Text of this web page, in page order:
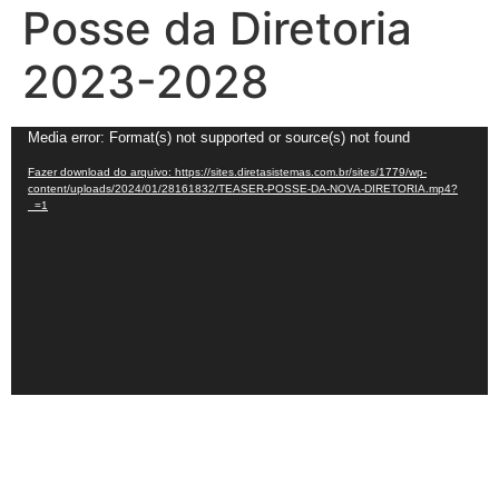
Posse da Diretoria
2023-2028
Tocador
de
vídeo
Media error: Format(s) not supported or source(s) not found
Fazer download do arquivo: https://sites.diretasistemas.com.br/sites/1779/wp-
content/uploads/2024/01/28161832/TEASER-POSSE-DA-NOVA-DIRETORIA.mp4?
_=1